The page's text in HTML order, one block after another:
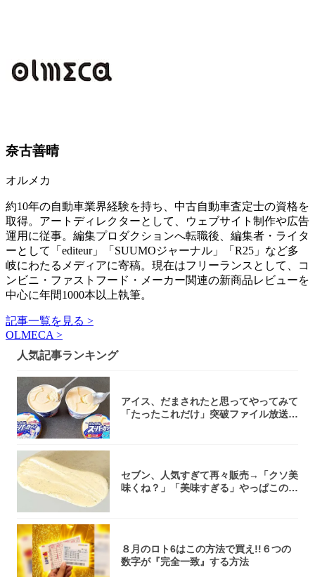
奈古善晴
オルメカ
約10年の自動車業界経験を持ち、中古自動車査定士の資格を
取得。アートディレクターとして、ウェブサイト制作や広告
運用に従事。編集プロダクションへ転職後、編集者・ライタ
ーとして「editeur」「SUUMOジャーナル」「R25」など多
岐にわたるメディアに寄稿。現在はフリーランスとして、コ
ンビニ・ファストフード・メーカー関連の新商品レビューを
中心に年間1000本以上執筆。
記事一覧を見る >
OLMECA >
人気記事ランキング
アイス、だまされたと思ってやってみて
「たったこれだけ」突破ファイル放送で
セブン、人気すぎて再々販売→「クソ美
味くね？」「美味すぎる」やっぱこのク
８月のロト6はこの方法で買え!!６つの
数字が『完全一致』する方法